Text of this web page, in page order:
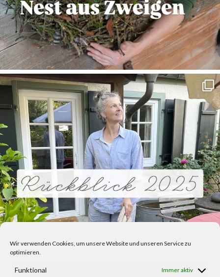
Wir verwenden Cookies, um unsere Website und unseren Service zu
optimieren.
Funktional Immer aktiv